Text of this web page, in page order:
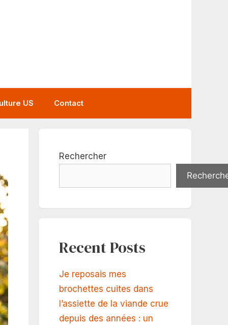
US Contact
Rechercher
Recent Posts
Je reposais mes
brochettes cuites dans
l’assiette de la viande crue
depuis des années : un